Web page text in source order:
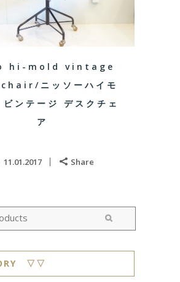
hi-mold vintage
ニッソーハイモ
ンテージ デスクチェ
ア
11.01.2017 Share
▽▽